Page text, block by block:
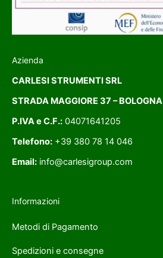
Azienda
CARLESI STRUMENTI SRL
STRADA MAGGIORE 37 – BOLOGNA
P.IVA e C.F.: 04071641205
Telefono: +39 380 78 14 046
Email: info@carlesigroup.com
Informazioni
Metodi di Pagamento
Spedizioni e consegne